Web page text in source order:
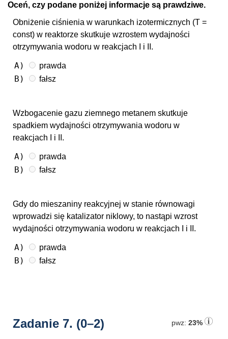
Oceń, czy podane poniżej informacje są prawdziwe.
Obniżenie ciśnienia w warunkach izotermicznych (T =
const) w reaktorze skutkuje wzrostem wydajności
otrzymywania wodoru w reakcjach I i II.
A) prawda
B) fałsz
Wzbogacenie gazu ziemnego metanem skutkuje
spadkiem wydajności otrzymywania wodoru w
reakcjach I i II.
A) prawda
B) fałsz
Gdy do mieszaniny reakcyjnej w stanie równowagi
wprowadzi się katalizator niklowy, to nastąpi wzrost
wydajności otrzymywania wodoru w reakcjach I i II.
A) prawda
B) fałsz
pwz: 23%
Zadanie 7. (0–2)